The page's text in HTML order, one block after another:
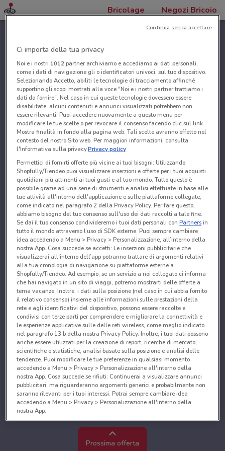
Bricolage Negozi Bricoio
Prossima offerta
Ci importa della tua privacy
Noi e i nostri 1012partner archiviamo e accediamo ai dati personali,
come i dati di navigazione gli o identificatori univoci, sul tuo dispositivo.
Selezionando Accetto, abiliti le tecnologie di tracciamento affinché
supportino gli scopi mostrati alla voce "Noi e i nostri partner trattiamo i
dati da fornire". Nel caso in cui queste tecnologie dovessero essere
disabilitate, alcuni contenuti e annunci visualizzati potrebbero non
essere rilevanti. Puoi accedere nuovamente a questo menu per
modificare le tue scelte o per revocare il consenso facendo clic sul link
Mostra finalità in fondo alla pagina web. Tali scelte avranno effetto nel
contesto del nostro Sito web. Per maggiori informazioni, consulta
l'Informativa sulla privacy.Privacy policy
Permettici di fornirti offerte più vicine ai tuoi bisogni: Utilizzando
Shopfully/Tiendeo puoi visualizzare inserzioni e offerte per i tuoi acquisti
quotidiani più attinenti ai tuoi gusti e al tuo mondo. Tutto questo è
possibile grazie ad una serie di strumenti e analisi effettuate in base alle
tue attività all'interno dell'applicazione e sulle piattaforme collegate,
come indicato nel paragrafo 2 della Privacy Policy. Per fare questo,
abbiamo bisogno del tuo consenso sull'uso dei dati raccolti a tale fine.
Se dai il tuo consenso condivideremo i tuoi dati personali conPartnersin
tutto il mondo attraverso l’uso di SDK esterne. Puoi sempre cambiare
idea accedendo a Menu > Privacy > Personalizzazione, all’interno della
nostra App. Cosa succede se accetti: Le inserzioni pubblicitarie che
visualizzerai all'interno dell’app potranno trattare di argomenti relativi
alla tua cronologia di navigazione su piattaforme esterne a
Shopfully/Tiendeo. Ad esempio, se un servizio a noi collegato ci informa
che hai navigato in un sito di viaggi, potremo mostrarti delle offerte a
tema vacanze. Inoltre, i dati sulla posizione (nel caso in cui abbia fornito
il relativo consenso) insieme alle informazioni sulle prestazioni della
rete e agli identificativi del dispositivo, possono essere raccolte e
condivisi con terze parti per comprendere e migliorare la connettività e
le esperienze applicative sulle delle reti wireless, come meglio indicato
nel paragrafo 13.b della nostra Privacy Policy. Inoltre, i tuoi dati possono
anche essere utilizzati per la creazione di report, ricerche di mercato,
scientifiche e statistiche, analisi basate sulla posizione e analisi delle
tendenze. Puoi modificare le tue preferenze in qualsiasi momento
accedendo a Menu > Privacy > Personalizzazione all'interno della
nostra App. Cosa succede se rifiuti: Continuerai a visualizzare annunci
pubblicitari, ma riguarderanno argomenti generici e probabilmente non
saranno rilevanti per i tuoi interessi. Potrai sempre cambiare idea
accedendo a Menu > Privacy > Personalizzazione all'interno della
nostra App.
Noi e i nostri partner trattiamo i dati per fornire:
Utilizzare dati di geolocalizzazione precisi. Scansione attiva delle
caratteristiche del dispositivo ai fini dell’identificazione. Archiviare
Continua senza accettare